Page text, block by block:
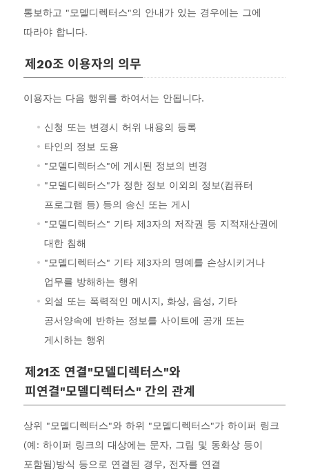
통보하고 "모델디렉터스"의 안내가 있는 경우에는 그에
따라야 합니다.
제20조 이용자의 의무
이용자는 다음 행위를 하여서는 안됩니다.
신청 또는 변경시 허위 내용의 등록
타인의 정보 도용
"모델디렉터스"에 게시된 정보의 변경
"모델디렉터스"가 정한 정보 이외의 정보(컴퓨터
프로그램 등) 등의 송신 또는 게시
"모델디렉터스" 기타 제3자의 저작권 등 지적재산권에
대한 침해
"모델디렉터스" 기타 제3자의 명예를 손상시키거나
업무를 방해하는 행위
외설 또는 폭력적인 메시지, 화상, 음성, 기타
공서양속에 반하는 정보를 사이트에 공개 또는
게시하는 행위
제21조 연결"모델디렉터스"와
피연결"모델디렉터스" 간의 관계
상위 "모델디렉터스"와 하위 "모델디렉터스"가 하이퍼 링크
(예: 하이퍼 링크의 대상에는 문자, 그림 및 동화상 등이
포함됨)방식 등으로 연결된 경우, 전자를 연결